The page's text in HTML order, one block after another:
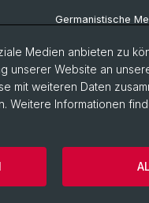
Germanistische
Deutsche
Home
Medien anbieten zu
unserer Website an
mit weiteren Daten
Weitere Informationen